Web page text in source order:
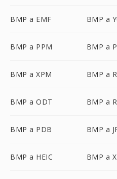
BMP a EMF BMP a
BMP a PPM BMP a
BMP a XPM BMP a
BMP a ODT BMP a
BMP a PDB BMP a
BMP a HEIC BMP a